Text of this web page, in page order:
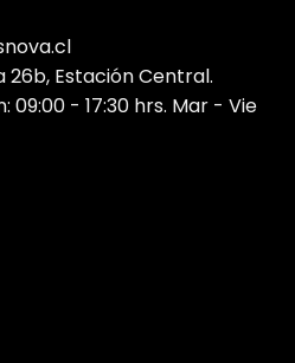
26b, Estación Central.
09:00 - 17:30 hrs. Mar - Vie